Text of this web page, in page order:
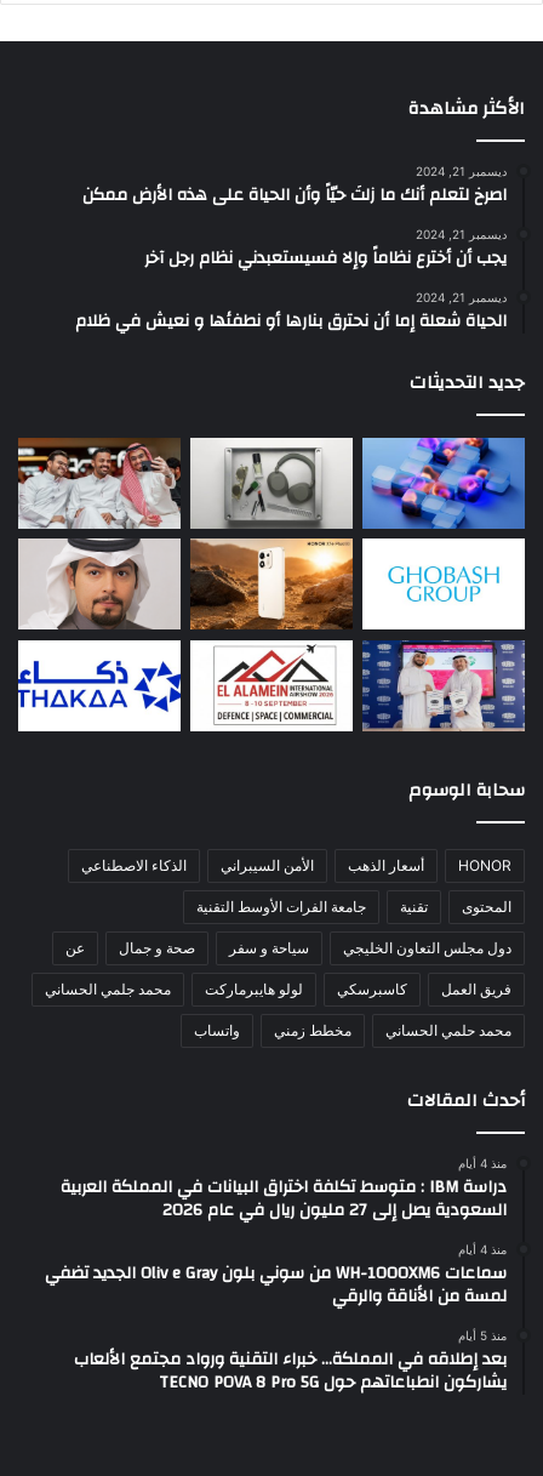
الأكثر مشاهدة
ديسمبر 21, 2024
‫اصرخ لتعلم أنك ما زلتَ حيّاً وأن الحياة على هذه الأرض ممكن
ديسمبر 21, 2024
يجب أن أخترع نظاماً وإلا فسيستعبدني نظام رجل آخر
ديسمبر 21, 2024
الحياة شعلة إما أن نحترق بنارها أو نطفئها و نعيش في ظلام
جديد التحديثات
سحابة الوسوم
HONOR أسعار الذهب الأمن السيبراني الذكاء الاصطناعي
المحتوى تقنية جامعة الفرات الأوسط التقنية
دول مجلس التعاون الخليجي سياحة و سفر صحة و جمال عن
فريق العمل كاسبرسكي لولو هايبرماركت محمد جلمي الحساني
محمد حلمي الحساني مخطط زمني واتساب
أحدث المقالات
منذ 4 أيام
دراسة IBM : متوسط تكلفة اختراق البيانات في المملكة العربية
السعودية يصل إلى 27 مليون ريال في عام 2026
منذ 4 أيام
سماعات WH-1000XM6 من سوني بلون Oliv e Gray الجديد تضفي
لمسة من الأناقة والرقي
منذ 5 أيام
بعد إطلاقه في المملكة… خبراء التقنية ورواد مجتمع الألعاب
يشاركون انطباعاتهم حول TECNO POVA 8 Pro 5G